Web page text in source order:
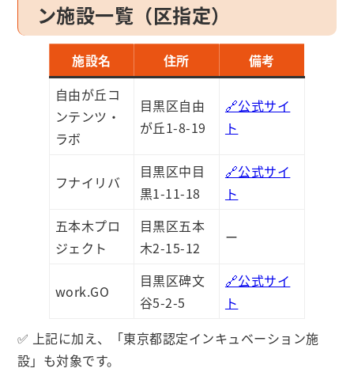
ン施設一覧（区指定）
施設名 住所
備考
自由が丘コ
ンテンツ・
ラボ
目黒区自由
が丘1-8-19
🔗公式サイ
ト
フナイリバ
目黒区中目
黒1-11-18
🔗公式サイ
ト
五本木プロ
ジェクト
目黒区五本
木2-15-12
ー
work.GO
目黒区碑文
谷5-2-5
🔗公式サイ
ト
✅ 上記に加え、「東京都認定インキュベーション施
設」も対象です。